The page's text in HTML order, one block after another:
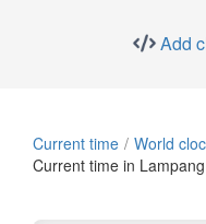
Add
Current time World
Current time in